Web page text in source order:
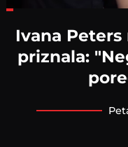
Ivana Peters
priznala: